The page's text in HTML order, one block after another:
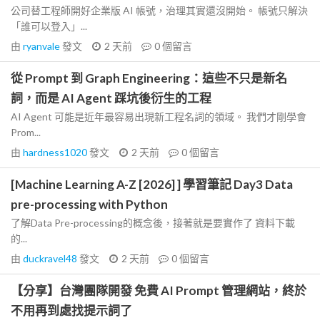
公司替工程師開好企業版 AI 帳號，治理其實還沒開始。 帳號只解決
「誰可以登入」...
由 ryanvale發文 2 天前 0個留言
從 Prompt 到 Graph Engineering：這些不只是新名
詞，而是 AI Agent 踩坑後衍生的工程
AI Agent 可能是近年最容易出現新工程名詞的領域。 我們才剛學會
Prom...
由 hardness1020發文 2 天前 0個留言
[Machine Learning A-Z [2026] ] 學習筆記 Day3 Data
pre-processing with Python
了解Data Pre-processing的概念後，接著就是要實作了 資料下載
的...
由 duckravel48 發文 2 天前 0個留言
【分享】台灣團隊開發 免費 AI Prompt 管理網站，終於
不用再到處找提示詞了